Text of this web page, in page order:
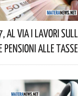
Al Via I Lavori
Alle Tasse